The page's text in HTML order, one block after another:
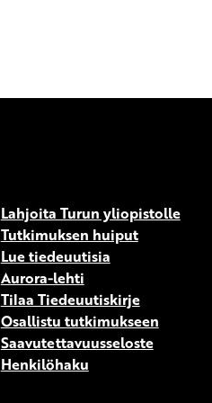
Lahjoita Turun yliopistolle
Tutkimuksen huiput
Lue tiedeuutisia
Aurora-lehti
Tilaa Tiedeuutiskirje
Osallistu tutkimukseen
Saavutettavuusseloste
Henkilöhaku